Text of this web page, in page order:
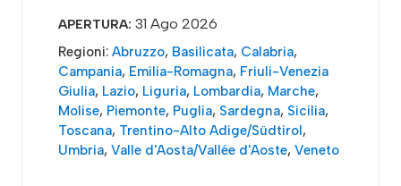
APERTURA: 31 Ago 2026
Regioni: Abruzzo, Basilicata, Calabria,
Campania, Emilia-Romagna, Friuli-Venezia
Giulia, Lazio, Liguria, Lombardia, Marche,
Molise, Piemonte, Puglia, Sardegna, Sicilia,
Toscana, Trentino-Alto Adige/Südtirol,
Umbria, Valle d'Aosta/Vallée d'Aoste, Veneto